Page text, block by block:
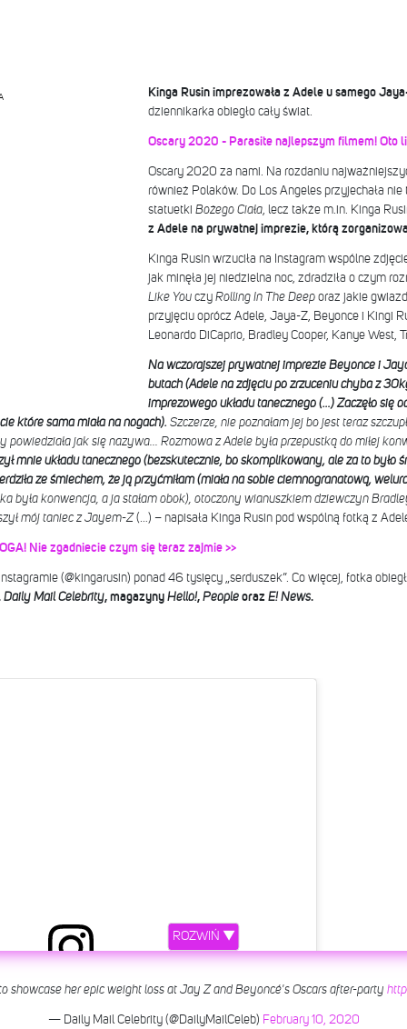
Kinga Rusin imprezowała z Adele u samego
dziennikarka obiegło cały świat.
Oscary 2020 - Parasite najlepszym filmem! Oto
Oscary 2020 za nami. Na rozdaniu
również Polaków. Do Los Angeles przyjechała
statuetki Bożego Ciała, lecz także m.in. Kinga
z Adele na prywatnej imprezie, którą
Kinga Rusin wrzuciła na Instagram wspólne
jak minęła jej niedzielna noc, zdradziła o czym
Like Youczy Rolling In The Deep oraz jakie
przyjęciu oprócz Adele, Jaya-Z, Beyonce i Kingi
Leonardo DiCaprio, Bradley Cooper, Kanye West,
Na wczorajszej prywatnej imprezie ‪Beyonce i
butach (Adele na zdjęciu po zrzuceniu chyba z
imprezowego układu tanecznego (…) Zaczęło się
które sama miała na nogach). Szczerze, nie poznałam jej bo jest teraz
jak się nazywa... Rozmowa z Adele była przepustką do miłej
mnie układu tanecznego (bezskutecznie, bo skomplikowany, ale za to było
ze śmiechem, że ją przyćmiłam (miała na sobie ciemnogranatową,
była konwencja, a ja stałam obok), otoczony wianuszkiem dziewczyn
mój taniec z Jayem-Z(…) – napisała Kinga Rusin pod wspólną fotką z
Nie zgadniecie czym się teraz zajmie >>
(@kingarusin) ponad 46 tysięcy „serduszek”. Co więcej, fotka
Daily Mail Celebrity, magazyny Hello!, People oraz E! News.
ten post na Instagramie.
ROZWIŃ ▼
showcase her epic weight loss at Jay Z and Beyoncé's Oscars after-party
— Daily Mail Celebrity (@DailyMailCeleb) February 10, 2020